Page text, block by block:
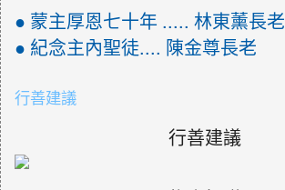
● 蒙主厚恩七十年 ..... 林東薰長老
● 紀念主內聖徒.... 陳金尊長老
行善建議
行善建議